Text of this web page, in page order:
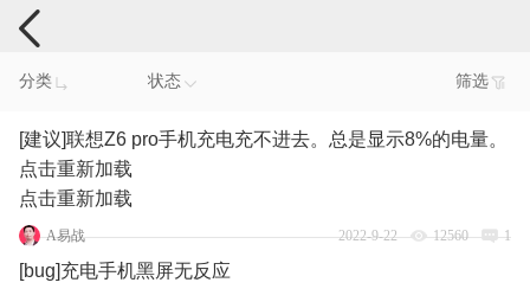
手机反馈
分类 状态 筛选
[建议]联想Z6 pro手机充电充不进去。总是显示8%的电量。
点击重新加载
点击重新加载
A易战 2022-9-22 12560 1
[bug]充电手机黑屏无反应